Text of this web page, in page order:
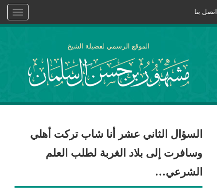
Toggle
اتصل بنا
الموقع الرسمي لفضيلة الشيخ
السؤال الثاني عشر أنا شاب تركت أهلي
وسافرت إلى بلاد الغربة لطلب العلم
الشرعي…